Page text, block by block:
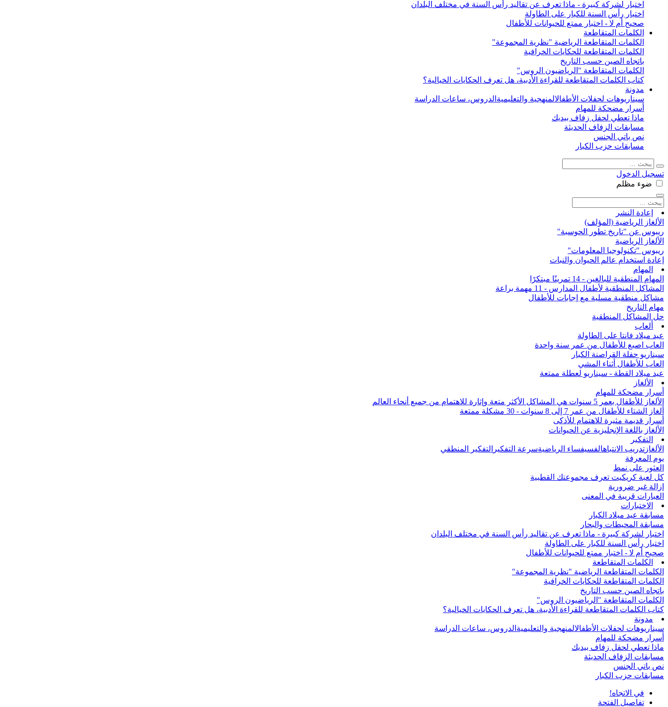
اختبار لشركة كبيرة - ماذا تعرف عن تقاليد رأس السنة في مختلف البلدان
اختبار رأس السنة للكبار على الطاولة
صحيح أم لا - اختبار ممتع للحيوانات للأطفال
الكلمات المتقاطعة
الكلمات المتقاطعة الرياضية "نظرية المجموعة"
الكلمات المتقاطعة للحكايات الخرافية
باتجاه الصين حسب التاريخ
الكلمات المتقاطعة "الرياضيون الروس"
كتاب الكلمات المتقاطعة للقراءة الأدبية، هل تعرف الحكايات الخيالية؟
مدونة
سيناريوهات لحفلات الأطفالالمنهجية والتعليمية الدروس، ساعات الدراسة
أسرار مضحكة للمهام
ماذا تعطي لحفل زفاف بيديك
مسابقات الزفاف الحديثة
نص باتي الجنس
مسابقات حزب الكبار
تسجيل الدخول
ضوء مظلم
إعادة النشر
الألغاز الرياضية (المؤلف)
ريبوس عن "تاريخ تطور الحوسبة"
الألغاز الرياضية
ريبوس "تكنولوجيا المعلومات"
إعادة استخدام عالم الحيوان والنبات
المهام
المهام المنطقية للبالغين - 14 تمرينًا مبتكرًا
المشاكل المنطقية لأطفال المدارس - 11 مهمة براعة
مشاكل منطقية مسلية مع إجابات للأطفال
مهام التاريخ
حل المشاكل المنطقية
ألعاب
عيد ميلاد فانتا على الطاولة
العاب اصبع للأطفال من عمر سنة واحدة
سيناريو حفلة القراصنة الكبار
العاب للأطفال أثناء المشي
عيد ميلاد القطة - سيناريو لعطلة ممتعة
الألغاز
أسرار مضحكة للمهام
الألغاز للأطفال بعمر 5 سنوات هي المشاكل الأكثر متعة وإثارة للاهتمام من جميع أنحاء العالم
ألغاز الشتاء للأطفال من عمر 7 إلى 8 سنوات - 30 مشكلة ممتعة
أسرار قديمة مثيرة للاهتمام للأذكى
الألغاز باللغة الإنجليزية عن الحيوانات
التفكير
الألغاز تدريب الانتباهالفسيفساء الرياضيةسرعة التفكير التفكير المنطقي
يوم المعرفة
العثور على نمط
كل لعبة كريكيت تعرف مجموعتك القطبية
إزالة غير ضرورية
العبارات قريبة في المعنى
الاختبارات
مسابقة عيد ميلاد الكبار
مسابقة المحيطات والبحار
اختبار لشركة كبيرة - ماذا تعرف عن تقاليد رأس السنة في مختلف البلدان
اختبار رأس السنة للكبار على الطاولة
صحيح أم لا - اختبار ممتع للحيوانات للأطفال
الكلمات المتقاطعة
الكلمات المتقاطعة الرياضية "نظرية المجموعة"
الكلمات المتقاطعة للحكايات الخرافية
باتجاه الصين حسب التاريخ
الكلمات المتقاطعة "الرياضيون الروس"
كتاب الكلمات المتقاطعة للقراءة الأدبية، هل تعرف الحكايات الخيالية؟
مدونة
سيناريوهات لحفلات الأطفالالمنهجية والتعليمية الدروس، ساعات الدراسة
أسرار مضحكة للمهام
ماذا تعطي لحفل زفاف بيديك
مسابقات الزفاف الحديثة
نص باتي الجنس
مسابقات حزب الكبار
في الاتجاه!
تفاصيل الفتحة